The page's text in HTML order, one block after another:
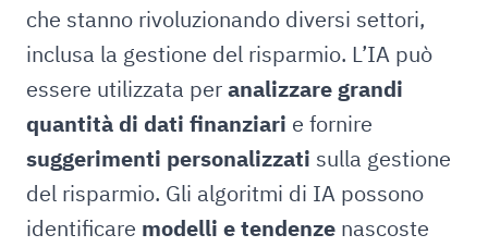
che stanno rivoluzionando diversi settori,
inclusa la gestione del risparmio. L’IA può
essere utilizzata peranalizzare grandi
quantità di dati finanziari e fornire
suggerimenti personalizzati sulla gestione
del risparmio. Gli algoritmi di IA possono
identificare modelli e tendenze nascoste